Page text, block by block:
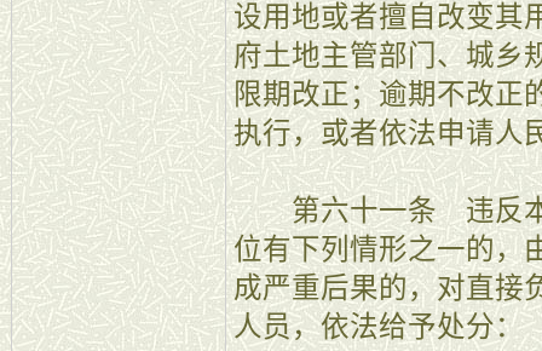
设用地或者擅自改变其
府土地主管部门、城乡
限期改正；逾期不改正
执行，或者依法申请人
第六十一条 违反本
位有下列情形之一的，
成严重后果的，对直接
人员，依法给予处分：